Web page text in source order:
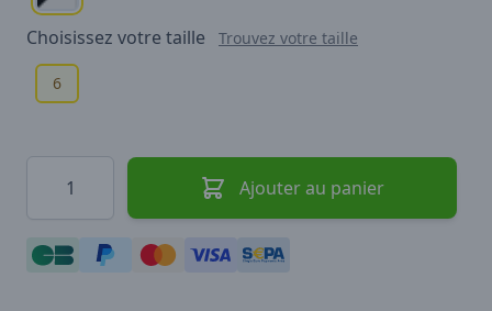
Choisissez votre taille Trouvez votre taille
6
Ajouter au panier